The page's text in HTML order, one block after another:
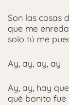
Son las cosas
que me
solo tú me
Ay, ay, ay, ay
Ay, ay, hay
qué bonito fue